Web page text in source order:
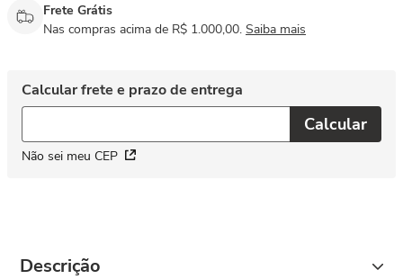
Frete Grátis
Nas compras acima de R$ 1.000,00. Saiba mais
Não sei meu CEP
Descrição